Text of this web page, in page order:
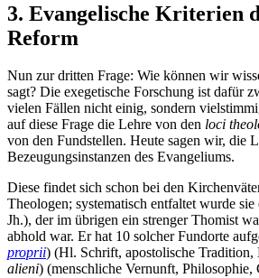
3. Evangelische Kriterien
Reform
Nun zur dritten Frage: Wie können wir
sagt? Die exegetische Forschung ist dafür
vielen Fällen nicht einig, sondern
auf diese Frage die Lehre von den loci
von den Fundstellen. Heute sagen wir, die
Bezeugungsinstanzen des Evangeliums.
Diese findet sich schon bei den
Theologen; systematisch entfaltet wurde
Jh.), der im übrigen ein strenger Thomist
abhold war. Er hat 10 solcher Fundorte
proprii) (Hl. Schrift, apostolische
alieni) (menschliche Vernunft, Philosophie,